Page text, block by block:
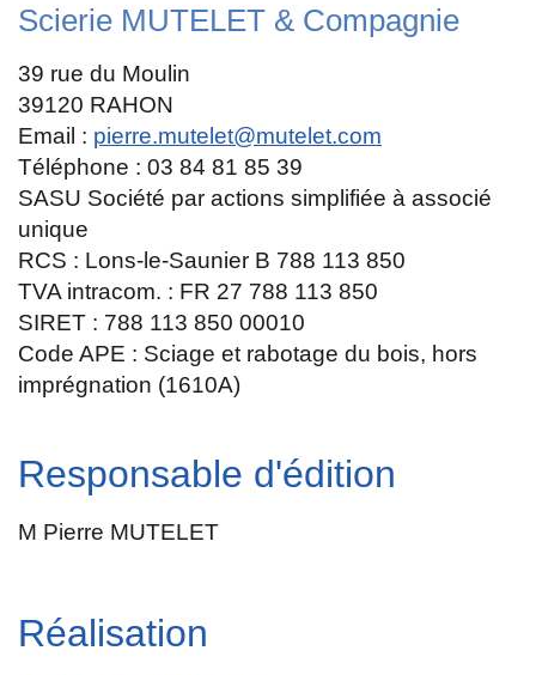
Scierie MUTELET & Compagnie
39 rue du Moulin
39120 RAHON
Email : pierre.mutelet@mutelet.com
Téléphone : 03 84 81 85 39
SASU Société par actions simplifiée à associé
unique
RCS : Lons-le-Saunier B 788 113 850
TVA intracom. : FR 27 788 113 850
SIRET : 788 113 850 00010
Code APE : Sciage et rabotage du bois, hors
imprégnation (1610A)
Responsable d'édition
M Pierre MUTELET
Réalisation